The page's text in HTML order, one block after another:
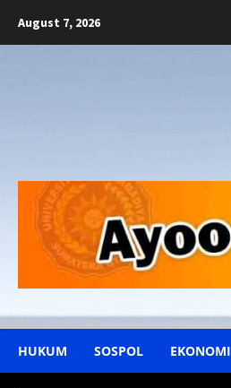
August 7, 2026
HUKUM SOSPOL EKONOMI